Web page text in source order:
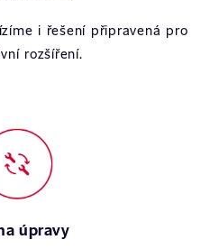
i řešení připravená pro
rozšíření.
úpravy